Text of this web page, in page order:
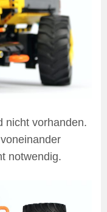
nicht vorhanden.
notwendig.